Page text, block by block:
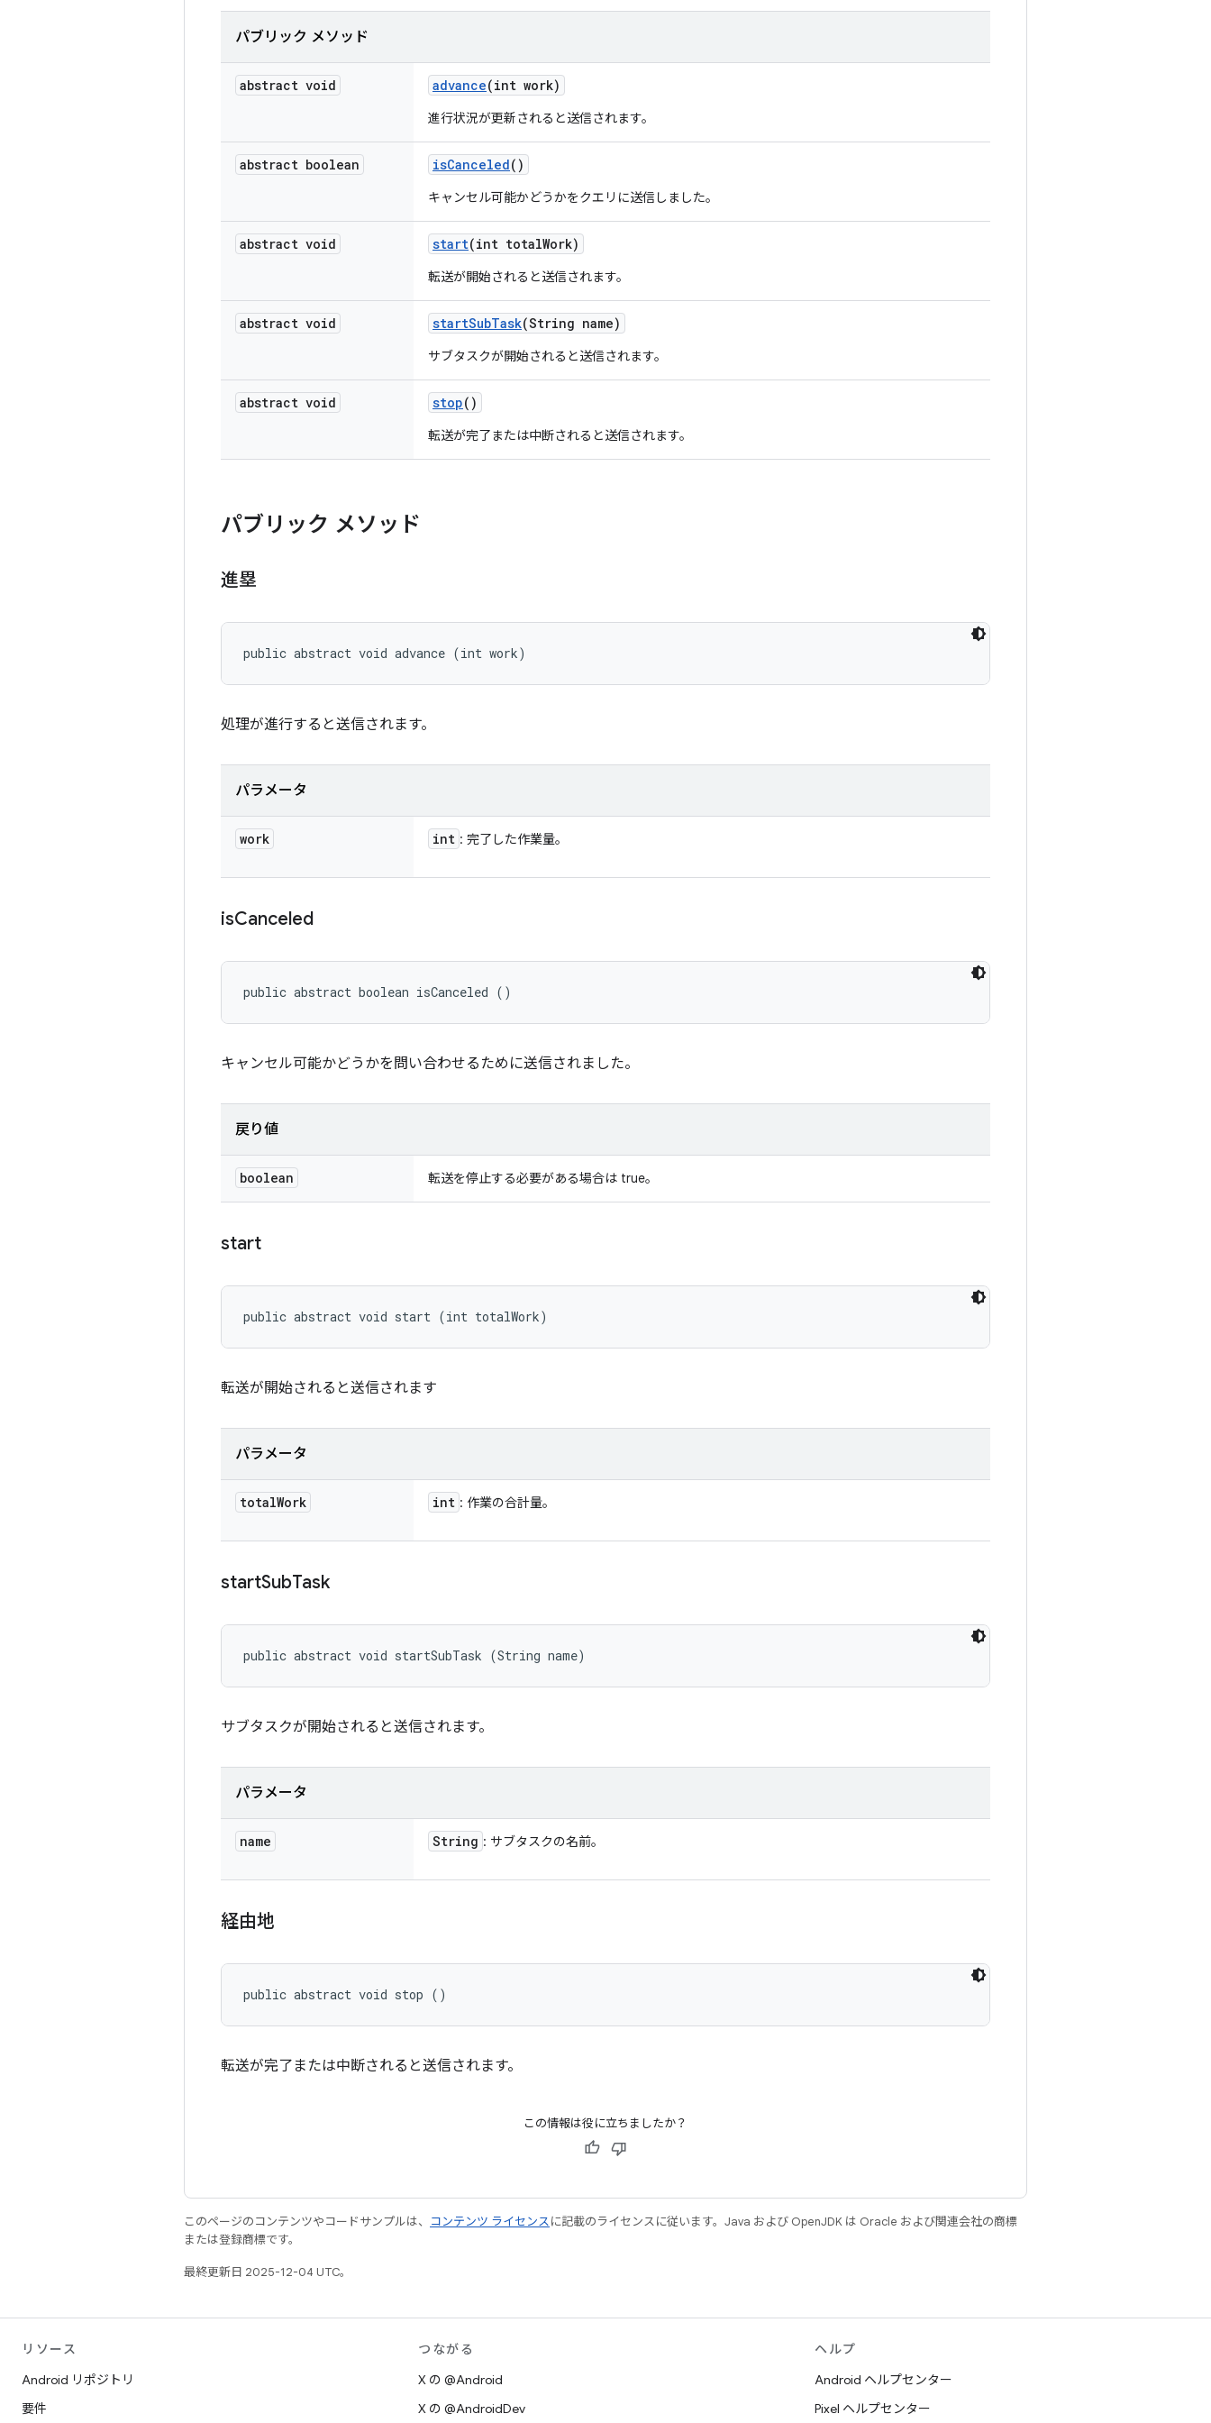
パブリック メソッド
abstract void advance(int work)
進行状況が更新されると送信されます。
abstract boolean isCanceled()
キャンセル可能かどうかをクエリに送信しました。
abstract void start(int totalWork)
転送が開始されると送信されます。
abstract void startSubTask(String name)
サブタスクが開始されると送信されます。
abstract void stop()
転送が完了または中断されると送信されます。
パブリック メソッド
進塁
public abstract void advance (int work)
処理が進行すると送信されます。
パラメータ
work int : 完了した作業量。
isCanceled
public abstract boolean isCanceled ()
キャンセル可能かどうかを問い合わせるために送信されました。
戻り値
boolean 転送を停止する必要がある場合は true。
start
public abstract void start (int totalWork)
転送が開始されると送信されます
パラメータ
totalWork int : 作業の合計量。
startSubTask
public abstract void startSubTask (String name)
サブタスクが開始されると送信されます。
パラメータ
name String : サブタスクの名前。
経由地
public abstract void stop ()
転送が完了または中断されると送信されます。
この情報は役に立ちましたか？
このページのコンテンツやコードサンプルは、 コンテンツ ライセンスに記載のライセンスに従います。Java および OpenJDK は Oracle および関連会社の商標
または登録商標です。
最終更新日 2025-12-04 UTC。
リソース
Android リポジトリ
要件
つながる
X の @Android
X の @AndroidDev
ヘルプ
Android ヘルプセンター
Pixel ヘルプセンター